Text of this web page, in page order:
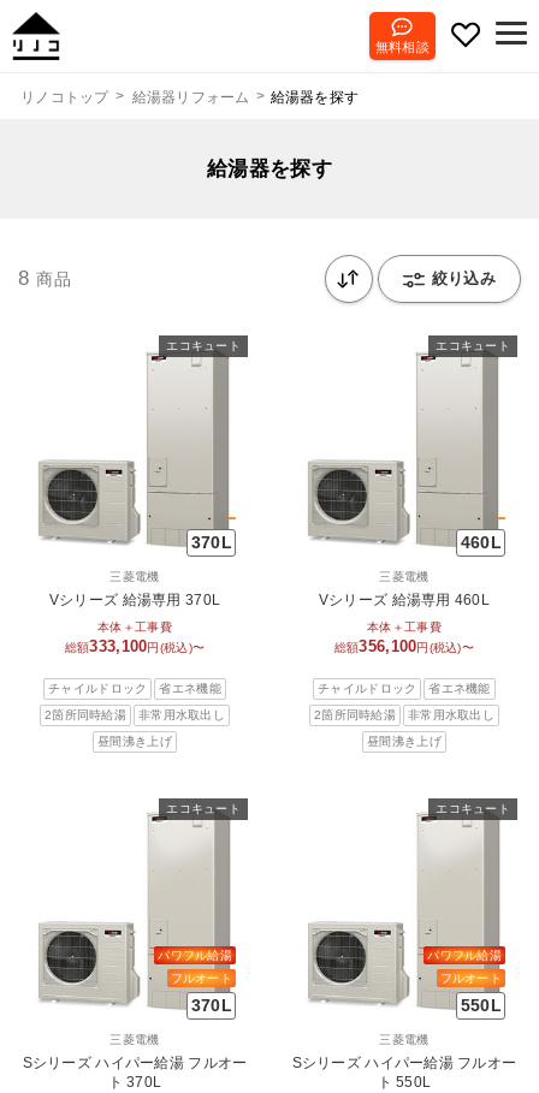
無料相談
リノコトップ 給湯器リフォーム 給湯器を探す
給湯器を探す
8 商品 絞り込み
370L
三菱電機
Vシリーズ 給湯専用 370L
本体＋工事費
総額333,100円(税込)〜
チャイルドロック
省エネ機能
2箇所同時給湯
非常用水取出し
昼間沸き上げ
エコキュート
460L
三菱電機
Vシリーズ 給湯専用 460L
本体＋工事費
総額356,100円(税込)〜
チャイルドロック
省エネ機能
2箇所同時給湯
非常用水取出し
昼間沸き上げ
エコキュート
パワフル給湯
フルオート
370L
三菱電機
Sシリーズ ハイパー給湯 フルオー
ト 370L
エコキュート
パワフル給湯
フルオート
550L
三菱電機
Sシリーズ ハイパー給湯 フルオー
ト 550L
エコキュート